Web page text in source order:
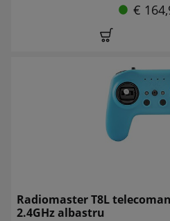
€
Radiomaster T8L
2.4GHz albastru